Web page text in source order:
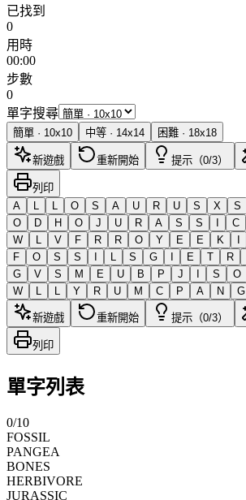
已找到
0
用時
00:00
步數
0
單字搜尋
簡單 · 10x10 中等 · 14x14 困難 · 18x18
新遊戲 重新開始 提示（0/3）
列印
A
L L O S A U R U S X S
O
D H O J U R A S S I C
W
L V F R R O Y E E K I
F
O S S I L S G I E T R
G
V S M E U B P J I S O
W
L L Y R U M C P A N G
新遊戲 重新開始 提示（0/3）
列印
單字列表
0/10
FOSSIL
PANGEA
BONES
HERBIVORE
JURASSIC